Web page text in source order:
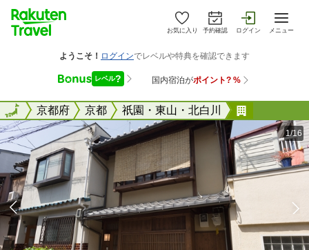
お気に入り 予約確認 ログイン メニュー
全国京都府 京都 祇園・東山・北白川
全国
1/16